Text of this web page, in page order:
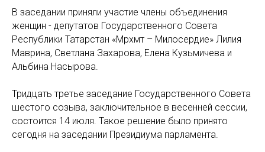
В заседании приняли участие члены объединения
женщин - депутатов Государственного Совета
Республики Татарстан «Мәрхәмәт – Милосердие» Лилия
Маврина, Светлана Захарова, Елена Кузьмичева и
Альбина Насырова.
Тридцать третье заседание Государственного Совета
шестого созыва, заключительное в весенней сессии,
состоится 14 июля. Такое решение было принято
сегодня на заседании Президиума парламента.